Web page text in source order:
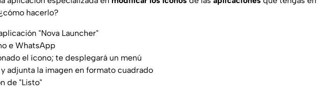
hacerlo?
"Nova Launcher"
e WhatsApp
el ícono; te desplegará un menú
adjunta la imagen en formato cuadrado
de "Listo"